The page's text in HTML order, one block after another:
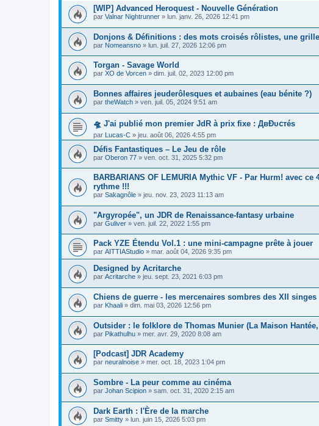
[WIP] Advanced Heroquest - Nouvelle Génération
par Valnar Nightrunner » lun. janv. 26, 2026 12:41 pm
Donjons & Définitions : des mots croisés rôlistes, une
par Nomeansno » lun. juil. 27, 2026 12:06 pm
Torgan - Savage World
par XO de Vorcen » dim. juil. 02, 2023 12:00 pm
Bonnes affaires jeuderôlesques et aubaines (eau bénite ?)
par theWatch » ven. juil. 05, 2024 9:51 am
🛸 J'ai publié mon premier JdR à prix fixe : ДвĐυ𝖼тéѕ
par Lucas-C » jeu. août 06, 2026 4:55 pm
Défis Fantastiques – Le Jeu de rôle
par Oberon 77 » ven. oct. 31, 2025 5:32 pm
BARBARIANS OF LEMURIA Mythic VF - Par Hurm! avec
rythme !!!
par Sakagnôle » jeu. nov. 23, 2023 11:13 am
"Argyropée", un JDR de Renaissance-fantasy urbaine
par Guliver » ven. juil. 22, 2022 1:55 pm
Pack YZE Étendu Vol.1 : une mini-campagne prête à jouer
par AITTIAStudio » mar. août 04, 2026 9:35 pm
Designed by Acritarche
par Acritarche » jeu. sept. 23, 2021 6:03 pm
Chiens de guerre - les mercenaires sombres des XII singes
par Khaali » dim. mai 03, 2026 12:56 pm
Outsider : le folklore de Thomas Munier (La Maison
par Pikathulhu » mer. avr. 29, 2020 8:08 am
[Podcast] JDR Academy
par neuralnoise » mer. oct. 18, 2023 1:04 pm
Sombre - La peur comme au cinéma
par Johan Scipion » sam. oct. 31, 2020 2:15 am
Dark Earth : l'Ère de la marche
par Smitty » lun. juin 15, 2026 5:03 pm